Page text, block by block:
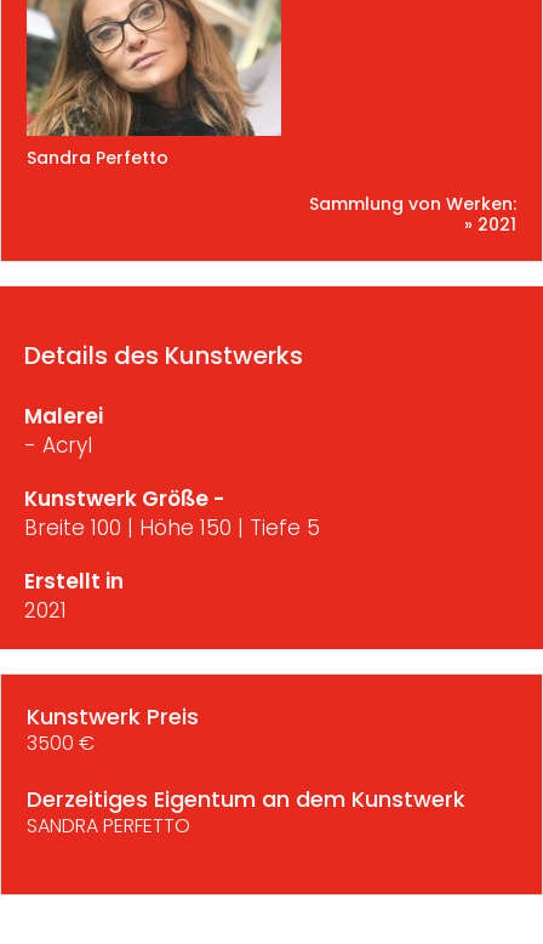
Sandra Perfetto
Sammlung von Werken:
» 2021
Details des Kunstwerks
Malerei
- Acryl
Kunstwerk Größe -
Breite 100 | Höhe 150 | Tiefe 5
Erstellt in
2021
Kunstwerk Preis
3500 €
Derzeitiges Eigentum an dem Kunstwerk
SANDRA PERFETTO